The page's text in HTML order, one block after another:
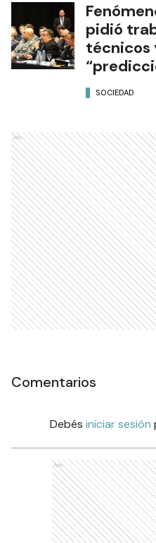
pidió
técnicos
SOCIEDAD
Ads
Comentarios
Debés iniciar sesión
Ads